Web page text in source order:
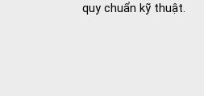
quy chuẩn kỹ thuật.